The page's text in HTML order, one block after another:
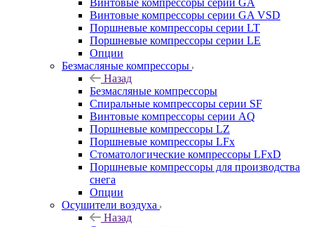
Винтовые компрессоры cерии GA
Винтовые компрессоры cерии GA VSD
Поршневые компрессоры серии LT
Поршневые компрессоры серии LE
Опции
Безмасляные компрессоры
Назад
Безмасляные компрессоры
Спиральные компрессоры серии SF
Винтовые компрессоры серии AQ
Поршневые компрессоры LZ
Поршневые компрессоры LFx
Стоматологические компрессоры LFxD
Поршневые компрессоры для производства
снега
Опции
Осушители воздуха
Назад